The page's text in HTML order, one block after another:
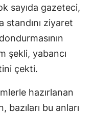
sayıda gazeteci,
standını ziyaret
şekli, yabancı
çekti.
hazırlanan
bazıları bu anları